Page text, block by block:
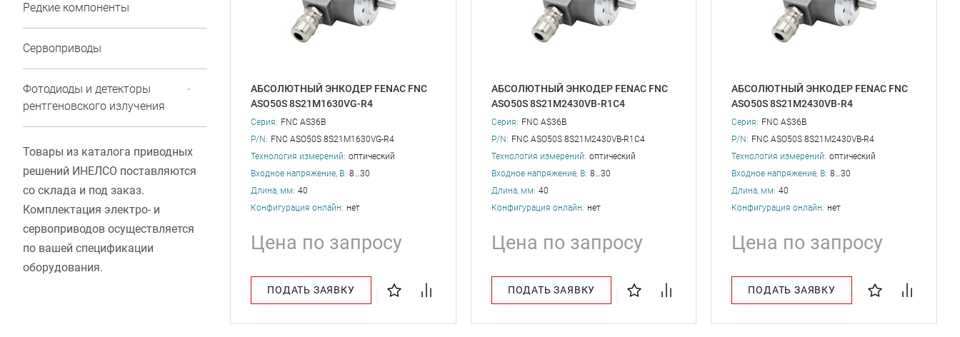
АБСОЛЮТНЫЙ ЭНКОДЕР FENAC FNC
ASO50S 8S21M1630VG-R4
Серия: FNC AS36B
P/N: FNC ASO50S 8S21M1630VG-R4
Технология измерений: оптический
Входное напряжение, В: 8…30
Длина, мм: 40
Конфигурация онлайн: нет
Цена по запросу
ПОДАТЬ ЗАЯВКУ
АБСОЛЮТНЫЙ ЭНКОДЕР FENAC FNC
ASO50S 8S21M2430VB-R1C4
Серия: FNC AS36B
P/N: FNC ASO50S 8S21M2430VB-R1C4
Технология измерений: оптический
Входное напряжение, В: 8…30
Длина, мм: 40
Конфигурация онлайн: нет
Цена по запросу
ПОДАТЬ ЗАЯВКУ
АБСОЛЮТНЫЙ ЭНКОДЕР FENAC FNC
ASO50S 8S21M2430VB-R4
Серия: FNC AS36B
P/N: FNC ASO50S 8S21M2430VB-R4
Технология измерений: оптический
Входное напряжение, В: 8…30
Длина, мм: 40
Конфигурация онлайн: нет
Цена по запросу
ПОДАТЬ ЗАЯВКУ
Редкие компоненты
Сервоприводы
Фотодиоды и детекторы
рентгеновского излучения
Товары из каталога приводных
решений ИНЕЛСО поставляются
со склада и под заказ.
Комплектация электро- и
сервоприводов осуществляется
по вашей спецификации
оборудования.